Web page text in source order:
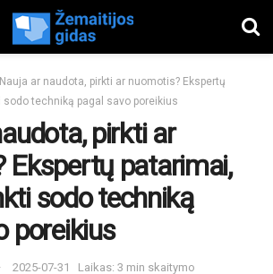
Nauja ar naudota, pirkti ar nuomotis? Ekspertų
techniką pagal savo poreikius
pirkti ar
Ekspertų patarimai,
sodo techniką
poreikius
2025-07-31 Laikas: 3 min skaitymo